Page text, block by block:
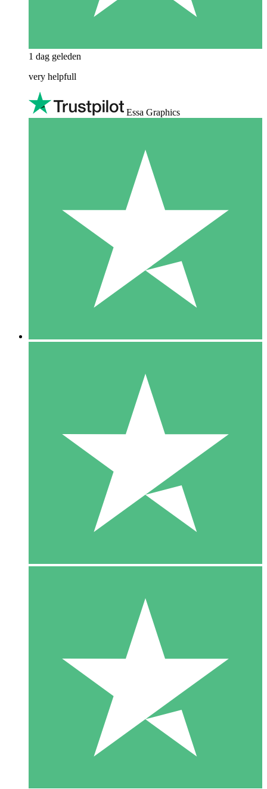
1 dag geleden
very helpfull
Essa Graphics